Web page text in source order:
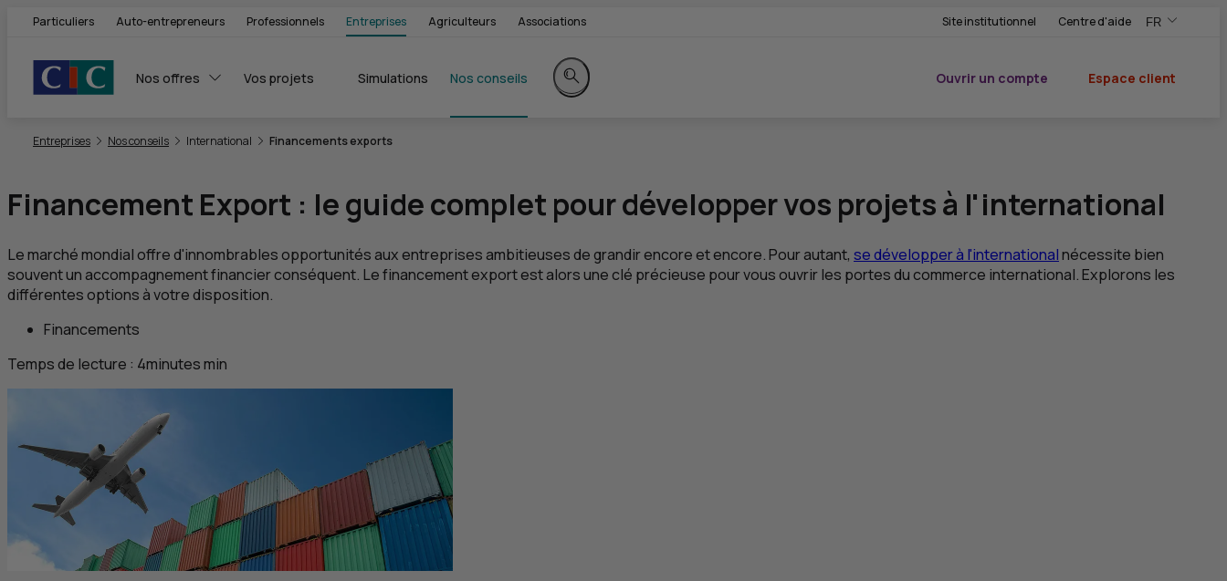
Particuliers Auto-entrepreneurs Professionnels Entreprises Agriculteurs Associations Site institutionnel Centre d'aide FR
,Version
,Changer de
Nos offres Vos projets Simulations Nos conseils
Rechercher sur le site
Ouvrir un compte
Espace client
Entreprises Nos conseils International Financements exports
Financement Export : le guide complet pour développer vos projets à l'international
Le marché mondial offre d'innombrables opportunités aux entreprises ambitieuses de grandir encore et encore. Pour autant, se développer à l'internationalnécessite bien
souvent un accompagnement financier conséquent. Le financement export est alors une clé précieuse pour vous ouvrir les portes du commerce international. Explorons les
différentes options à votre disposition.
Financements
Temps de lecture : 4minutesmin